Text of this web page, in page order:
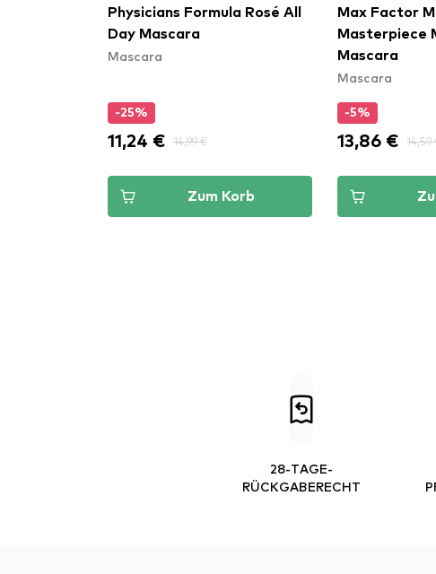
Physicians Formula Rosé All
Day Mascara
Mascara
-25%
11,24 € 14,99 €
Zum Korb
Max Factor
Masterpiece
Mascara
Mascara
-5%
13,86 € 14,59
28-TAGE-
RÜCKGABERECHT